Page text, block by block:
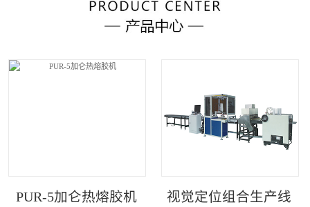
PUR-5加仑热熔胶机 视觉定位组合生产线